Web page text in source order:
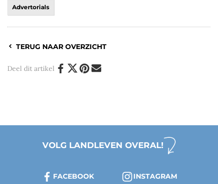
Advertorials
TERUG NAAR OVERZICHT
Deel dit artikel
VOLG LANDLEVEN OVERAL!
FACEBOOK INSTAGRAM